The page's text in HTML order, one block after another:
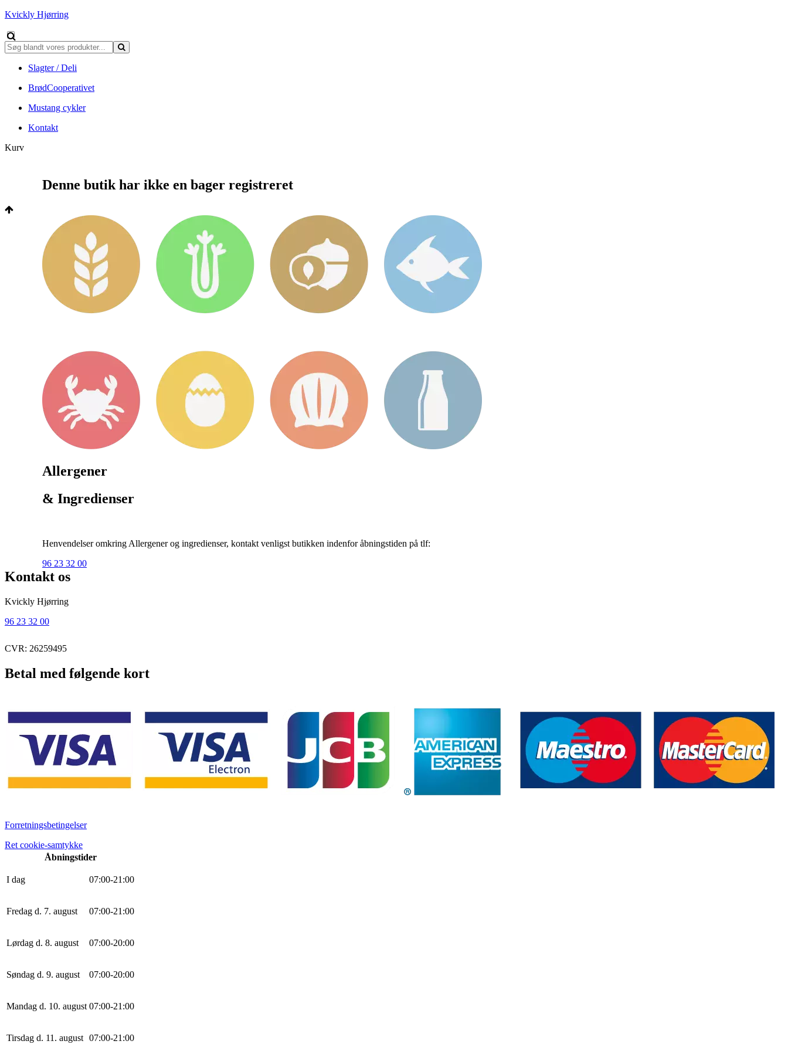
Kvickly Hjørring
Slagter / Deli
BrødCooperativet
Mustang cykler
Kontakt
Kurv
Denne butik har ikke en bager registreret
Allergener
& Ingredienser
Henvendelser omkring Allergener og ingredienser, kontakt venligst butikken indenfor åbningstiden på tlf:
96 23 32 00
Kontakt os
Kvickly Hjørring
96 23 32 00
CVR: 26259495
Betal med følgende kort
Forretningsbetingelser
Ret cookie-samtykke
Åbningstider
I dag 07:00-21 :00
Fredag d. 7. august 07:00-21 :00
Lørdag d. 8. august 07:00-20:00
Søndag d. 9. august 07:00-20:00
Mandag d. 10. august 07:00-21 :00
Tirsdag d. 11. august 07:00-21 :00